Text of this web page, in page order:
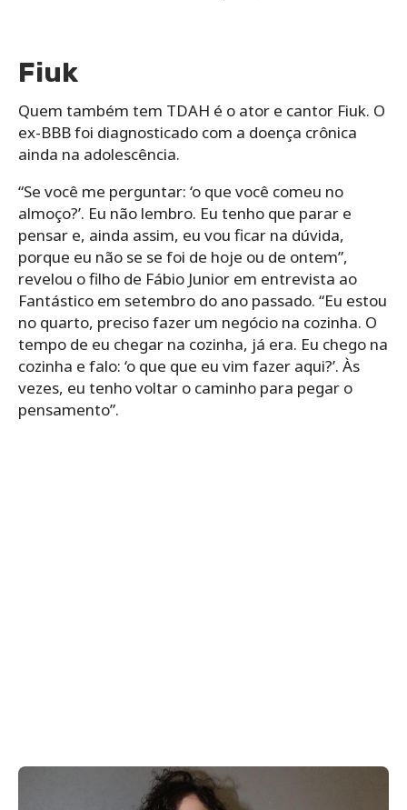
Fiuk
Quem também tem TDAH é o ator e cantor Fiuk. O
ex-BBB foi diagnosticado com a doença crônica
ainda na adolescência.
“Se você me perguntar: ‘o que você comeu no
almoço?’. Eu não lembro. Eu tenho que parar e
pensar e, ainda assim, eu vou ficar na dúvida,
porque eu não se se foi de hoje ou de ontem”,
revelou o filho de Fábio Junior em entrevista ao
Fantástico em setembro do ano passado. “Eu estou
no quarto, preciso fazer um negócio na cozinha. O
tempo de eu chegar na cozinha, já era. Eu chego na
cozinha e falo: ‘o que que eu vim fazer aqui?’. Às
vezes, eu tenho voltar o caminho para pegar o
pensamento”.